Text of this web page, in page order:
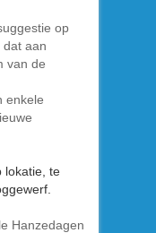
op
dat aan
van de
enkele
Hanzedagen